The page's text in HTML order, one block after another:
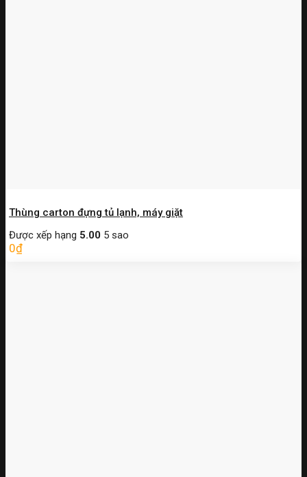
Thùng carton đựng tủ lạnh, máy giặt
Được xếp hạng 5.00 5 sao
0₫